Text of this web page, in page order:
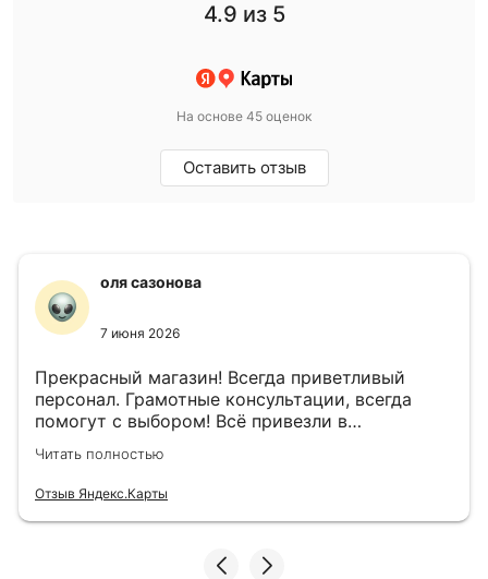
4.9 из 5
На основе 45 оценок
Оставить отзыв
оля сазонова
7 июня 2026
Прекрасный магазин! Всегда приветливый
персонал. Грамотные консультации, всегда
помогут с выбором! Всё привезли в
назначенный день!
Читать полностью
Отзыв Яндекс.Карты